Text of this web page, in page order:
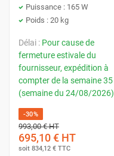
Puissance : 165 W
Poids : 20 kg
Délai : Pour cause de
fermeture estivale du
fournisseur, expédition à
compter de la semaine 35
(semaine du 24/08/2026)
-30%
993,00 €HT
695,10 € HT
soit 834,12 € TTC